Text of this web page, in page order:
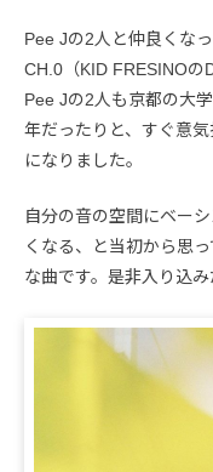
Pee Jの2人と仲良くな
CH.0（KID FRESINOの
Pee Jの2人も京都の大
年だったりと、すぐ意
になりました。
自分の音の空間にベー
くなる、と当初から思
な曲です。是非入り込